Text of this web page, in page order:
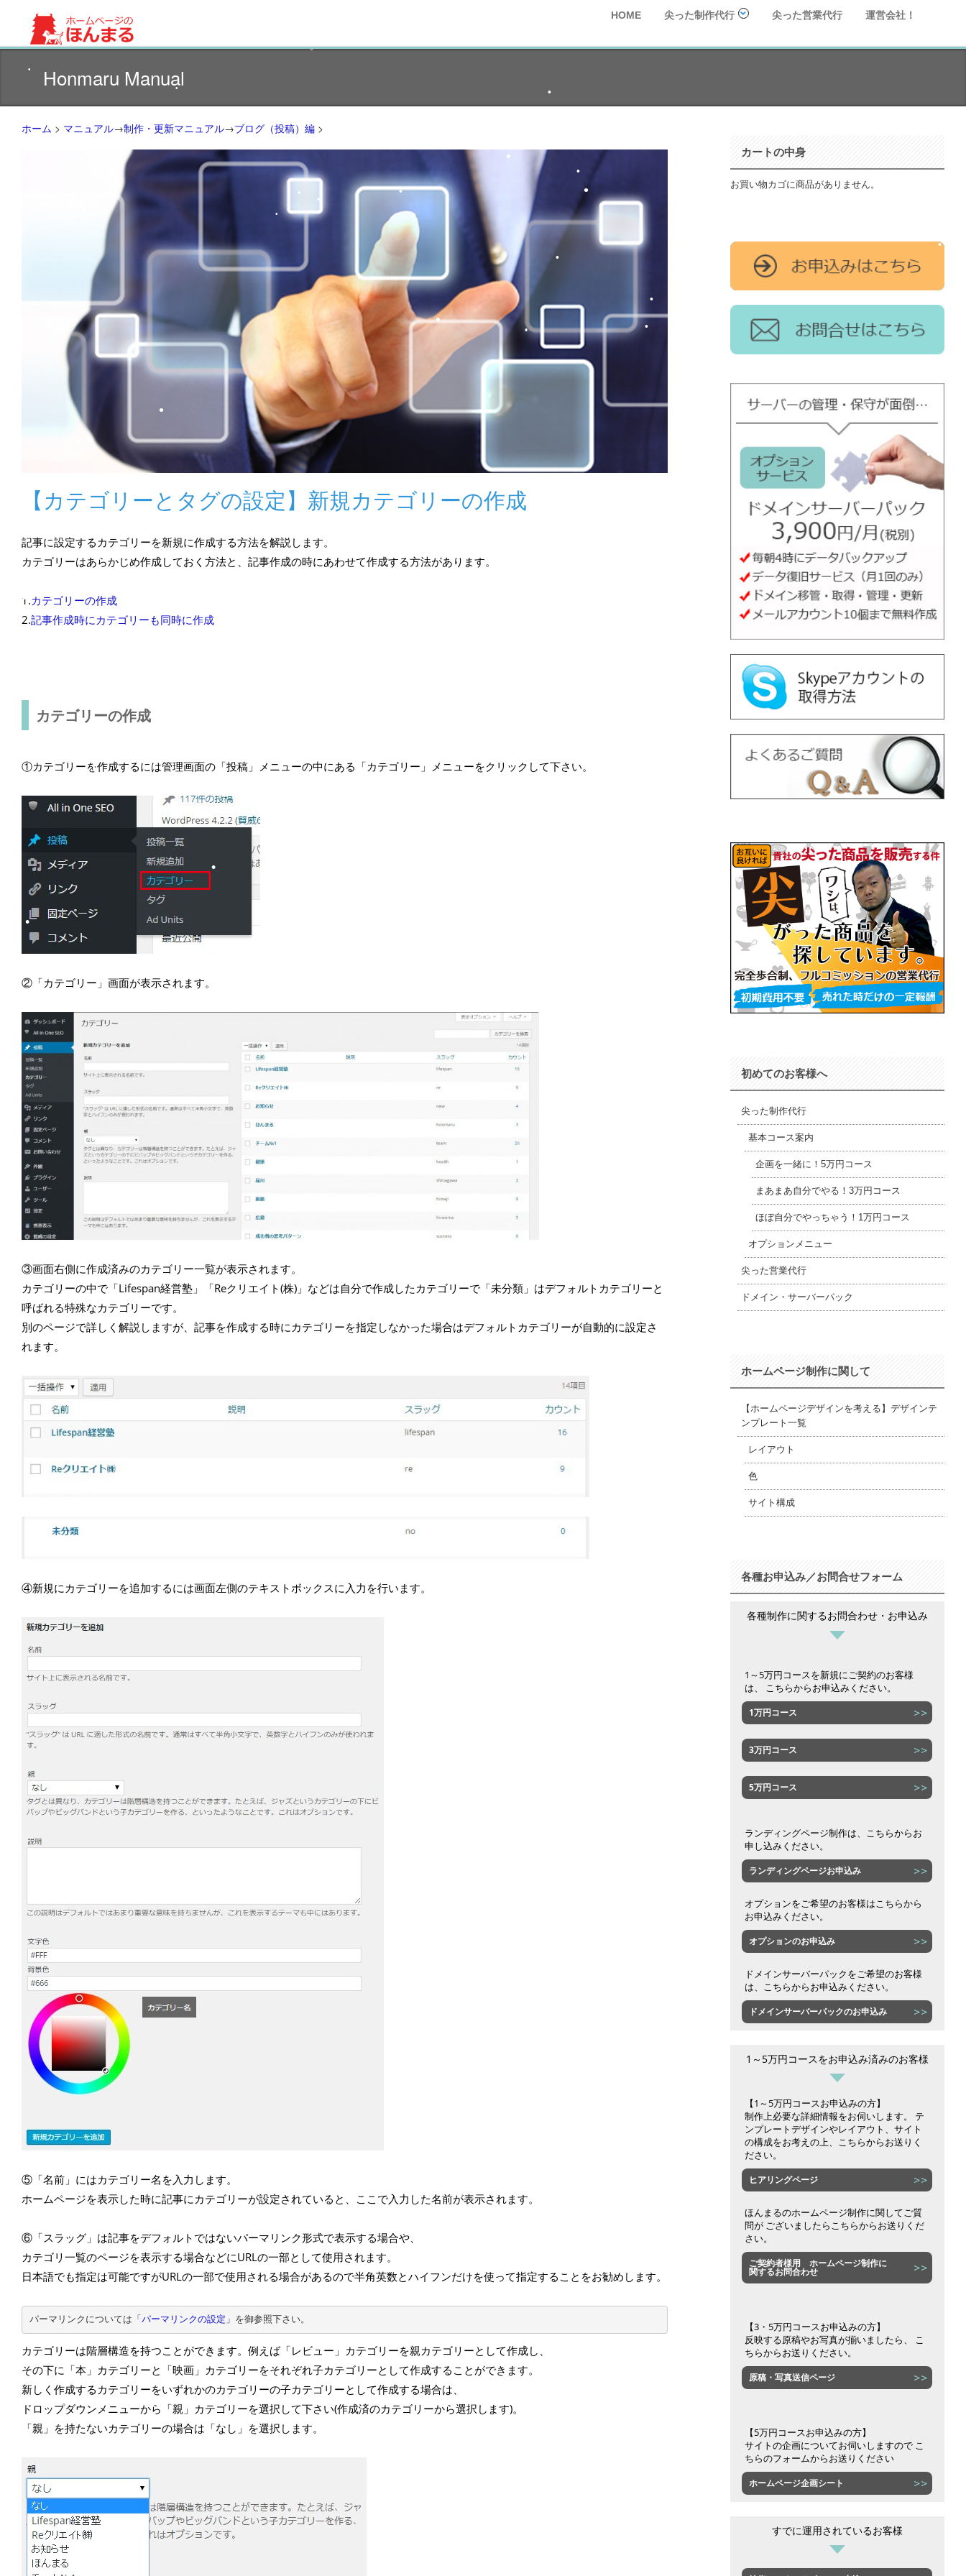
ホームページ制作サイト(・ω・U)
HOME 尖った制作代行 尖った営業代行 運営会社！
Honmaru Manual
ホーム > マニュアル→制作・更新マニュアル→ブログ（投稿）編 >
【カテゴリーとタグの設定】新規カテゴリーの作成
記事に設定するカテゴリーを新規に作成する方法を解説します。
カテゴリーはあらかじめ作成しておく方法と、記事作成の時にあわせて作成する方法があります。
1.カテゴリーの作成
2.記事作成時にカテゴリーも同時に作成
カテゴリーの作成
①カテゴリーを作成するには管理画面の「投稿」メニューの中にある「カテゴリー」メニューをクリックして下さい。
②「カテゴリー」画面が表示されます。
③画面右側に作成済みのカテゴリー一覧が表示されます。
カテゴリーの中で「Lifespan経営塾」「Reクリエイト(株)」などは自分で作成したカテゴリーで「未分類」はデフォルトカテゴリーと
呼ばれる特殊なカテゴリーです。
別のページで詳しく解説しますが、記事を作成する時にカテゴリーを指定しなかった場合はデフォルトカテゴリーが自動的に設定さ
れます。
④新規にカテゴリーを追加するには画面左側のテキストボックスに入力を行います。
⑤「名前」にはカテゴリー名を入力します。
ホームページを表示した時に記事にカテゴリーが設定されていると、ここで入力した名前が表示されます。
⑥「スラッグ」は記事をデフォルトではないパーマリンク形式で表示する場合や、
カテゴリ一覧のページを表示する場合などにURLの一部として使用されます。
日本語でも指定は可能ですがURLの一部で使用される場合があるので半角英数とハイフンだけを使って指定することをお勧めします。
パーマリンクについては「 パーマリンクの設定 」を御参照下さい。
カテゴリーは階層構造を持つことができます。例えば「レビュー」カテゴリーを親カテゴリーとして作成し、
その下に「本」カテゴリーと「映画」カテゴリーをそれぞれ子カテゴリーとして作成することができます。
新しく作成するカテゴリーをいずれかのカテゴリーの子カテゴリーとして作成する場合は、
ドロップダウンメニューから「親」カテゴリーを選択して下さい(作成済のカテゴリーから選択します)。
「親」を持たないカテゴリーの場合は「なし」を選択します。
カートの中身
お買い物カゴに商品がありません。
初めてのお客様へ
尖った制作代行
基本コース案内
企画を一緒に！5万円コース
まあまあ自分でやる！3万円コース
ほぼ自分でやっちゃう！1万円コース
オプションメニュー
尖った営業代行
ドメイン・サーバーパック
ホームページ制作に関して
【ホームページデザインを考える】デザインテ
ンプレート一覧
レイアウト
色
サイト構成
各種お申込み／お問合せフォーム
各種制作に関するお問合わせ・お申込み
1～5万円コースを新規にご契約のお客様
は、 こちらからお申込みください。
1万円コース
3万円コース
5万円コース
ランディングページ制作は、こちらからお
申し込みください。
ランディングページお申込み
オプションをご希望のお客様はこちらから
お申込みください。
オプションのお申込み
ドメインサーバーパックをご希望のお客様
は、こちらからお申込みください。
ドメインサーバーパックのお申込み
1～5万円コースをお申込み済みのお客様
【1～5万円コースお申込みの方】
制作上必要な詳細情報をお伺いします。 テ
ンプレートデザインやレイアウト、サイト
の構成をお考えの上、こちらからお送りく
ださい。
ヒアリングページ
ほんまるのホームページ制作に関してご質
問が ございましたらこちらからお送りくだ
さい。
ご契約者様用 ホームページ制作に
関するお問合わせ
【3・5万円コースお申込みの方】
反映する原稿やお写真が揃いましたら、 こ
ちらからお送りください。
原稿・写真送信ページ
【5万円コースお申込みの方】
サイトの企画についてお伺いしますので こ
ちらのフォームからお送りください
ホームページ企画シート
すでに運用されているお客様
•
•
•
•
•
•
•
•
•
•
•
•
•
•
•
•
•